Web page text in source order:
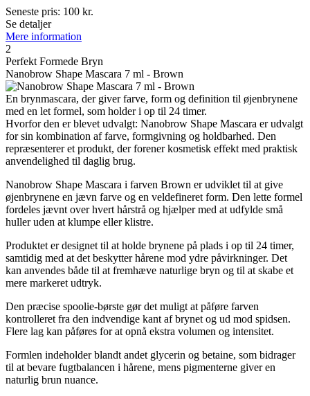
Seneste pris: 100 kr.
Se detaljer
Mere information
2
Perfekt Formede Bryn
Nanobrow Shape Mascara 7 ml - Brown
En brynmascara, der giver farve, form og definition til øjenbrynene
med en let formel, som holder i op til 24 timer.
Hvorfor den er blevet udvalgt: Nanobrow Shape Mascara er udvalgt
for sin kombination af farve, formgivning og holdbarhed. Den
repræsenterer et produkt, der forener kosmetisk effekt med praktisk
anvendelighed til daglig brug.
Nanobrow Shape Mascara i farven Brown er udviklet til at give
øjenbrynene en jævn farve og en veldefineret form. Den lette formel
fordeles jævnt over hvert hårstrå og hjælper med at udfylde små
huller uden at klumpe eller klistre.
Produktet er designet til at holde brynene på plads i op til 24 timer,
samtidig med at det beskytter hårene mod ydre påvirkninger. Det
kan anvendes både til at fremhæve naturlige bryn og til at skabe et
mere markeret udtryk.
Den præcise spoolie-børste gør det muligt at påføre farven
kontrolleret fra den indvendige kant af brynet og ud mod spidsen.
Flere lag kan påføres for at opnå ekstra volumen og intensitet.
Formlen indeholder blandt andet glycerin og betaine, som bidrager
til at bevare fugtbalancen i hårene, mens pigmenterne giver en
naturlig brun nuance.